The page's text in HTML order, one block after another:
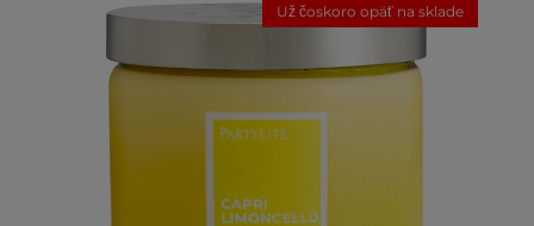
Už čoskoro opäť na sklade